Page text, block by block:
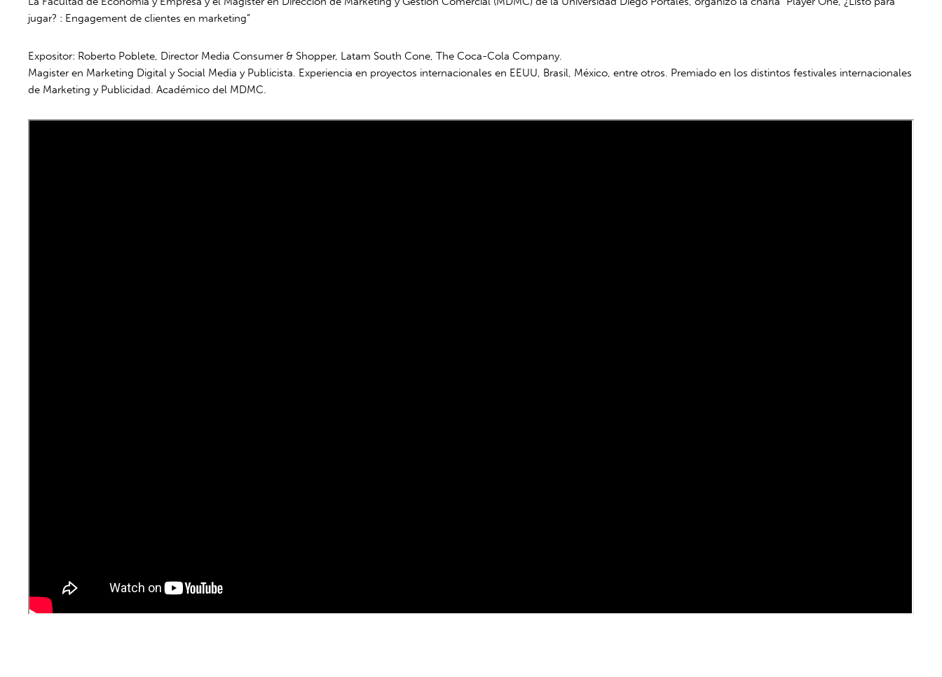
jugar? : Engagement de clientes en marketing”
Expositor: Roberto Poblete, Director Media Consumer & Shopper, Latam South Cone, The Coca-Cola Company.
Magister en Marketing Digital y Social Media y Publicista. Experiencia en proyectos internacionales en EEUU, Brasil, México, entre otros. Premiado en los distintos festivales internacionales
de Marketing y Publicidad. Académico del MDMC.